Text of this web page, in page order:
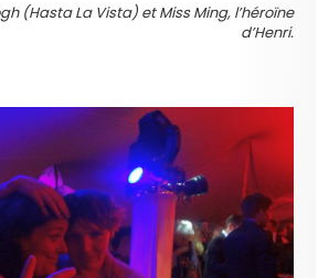
(Hasta La Vista) et Miss Ming, l’héroïne
d’Henri.